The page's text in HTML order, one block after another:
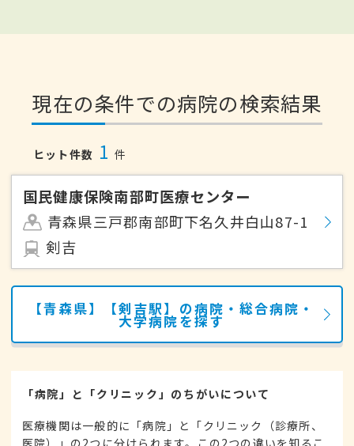
現在の条件での病院の検索結果
ヒット件数 1 件
国民健康保険南部町医療センター
青森県三戸郡南部町下名久井白山87-1
剣吉
【青森県】【剣吉駅】の病院・総合病院・
大学病院を探す
「病院」と「クリニック」のちがいについて
医療機関は一般的に「病院」と「クリニック（診療所、